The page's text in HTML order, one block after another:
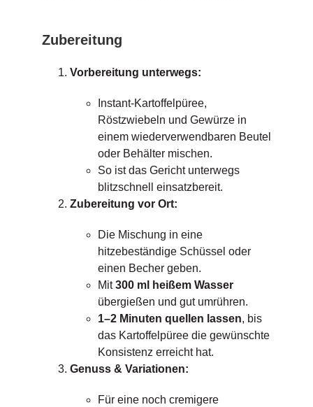
Zubereitung
Vorbereitung unterwegs:
Instant-Kartoffelpüree,
Röstzwiebeln und Gewürze in
einem wiederverwendbaren Beutel
oder Behälter mischen.
So ist das Gericht unterwegs
blitzschnell einsatzbereit.
Zubereitung vor Ort:
Die Mischung in eine
hitzebeständige Schüssel oder
einen Becher geben.
Mit300 ml heißem Wasser
übergießen und gut umrühren.
1–2 Minuten quellen lassen, bis
das Kartoffelpüree die gewünschte
Konsistenz erreicht hat.
Genuss & Variationen:
Für eine noch cremigere